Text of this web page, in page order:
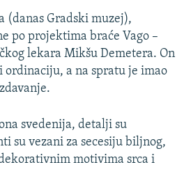
(danas Gradski muzej),
po projektima braće Vago –
lekara Mikšu Demetera. On
ordinaciju, a na spratu je imao
svedenija, detalji su
su vezani za secesiju biljnog,
motivima srca i